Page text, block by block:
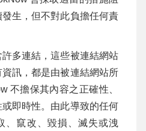
發生，但不對此負擔任何責
多連結，這些被連結網站
訊，都是由被連結網站所
不擔保其內容之正確性、
即時性。由此導致的任何
、竄改、毀損、滅失或洩